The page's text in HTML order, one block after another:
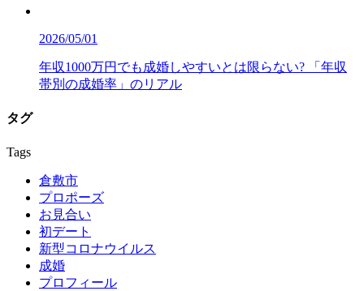
2026/05/01
年収1000万円でも成婚しやすいとは限らない? 「年収
帯別の成婚率」のリアル
タグ
Tags
倉敷市
プロポーズ
お見合い
初デート
新型コロナウイルス
成婚
プロフィール